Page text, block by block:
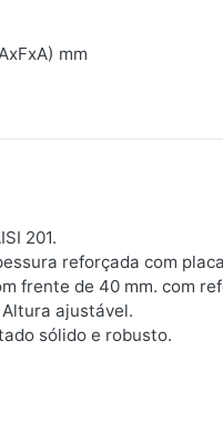
mm
201.
reforçada com
frente de 40 mm. com
ajustável.
sólido e robusto.